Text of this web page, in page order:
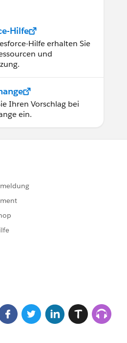
Hilfe
Hilfe erhalten Sie
und
Ihren Vorschlag bei
ein.